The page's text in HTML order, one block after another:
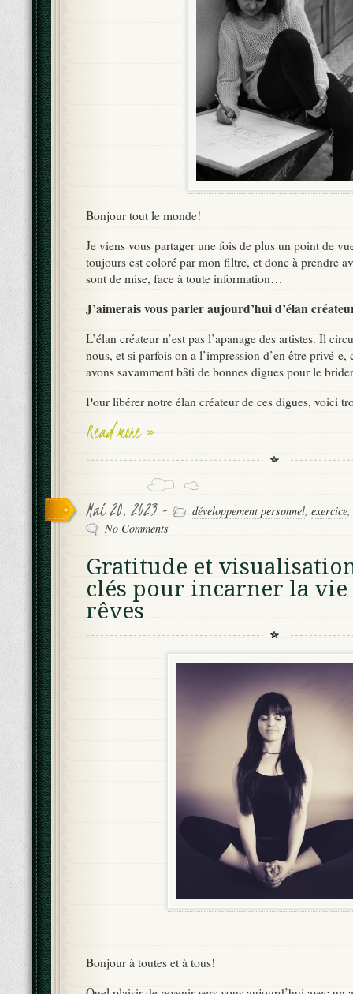
Bonjour tout le monde!
Je viens vous partager une fois de plus un point de
toujours est coloré par mon filtre, et donc à prendre
sont de mise, face à toute information…
J’aimerais vous parler aujourd’hui d’élan
L’élan créateur n’est pas l’apanage des artistes. Il
nous, et si parfois on a l’impression d’en être privé-e,
avons savamment bâti de bonnes digues pour le
Pour libérer notre élan créateur de ces digues, voici
Read more »
Mai 20, 2023 - développement personnel exercice
No Comments
Gratitude et
clés pour incarner la vie
rêves
Bonjour à toutes et à tous!